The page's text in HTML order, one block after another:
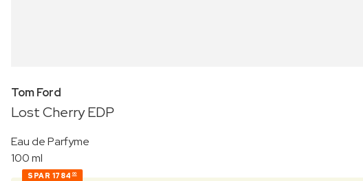
Tom Ford
Lost Cherry EDP
Eau de Parfyme
100 ml
SPAR 1784 00